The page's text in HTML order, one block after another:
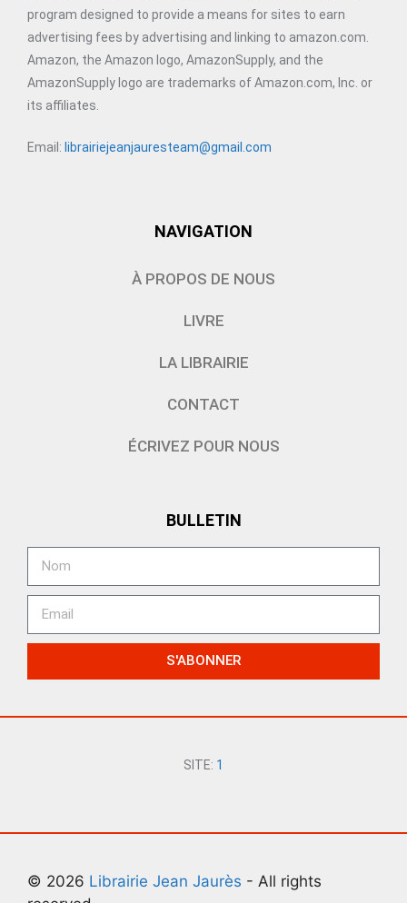
program designed to provide a means for sites to earn
advertising fees by advertising and linking to amazon.com.
Amazon, the Amazon logo, AmazonSupply, and the
AmazonSupply logo are trademarks of Amazon.com, Inc. or
its affiliates.
Email: librairiejeanjauresteam@gmail.com
NAVIGATION
À PROPOS DE NOUS
LIVRE
LA LIBRAIRIE
CONTACT
ÉCRIVEZ POUR NOUS
BULLETIN
S'ABONNER
SITE: 1
© 2026 Librairie Jean Jaurès - All rights